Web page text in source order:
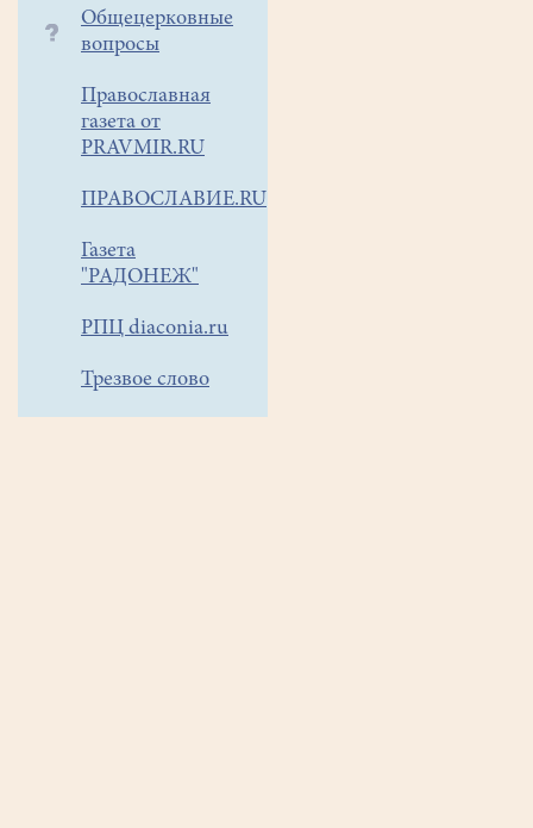
Общецерковные
вопросы
Православная
газета от
PRAVMIR.RU
ПРАВОСЛАВИЕ.RU
Газета
"РАДОНЕЖ"
РПЦ diaconia.ru
Трезвое слово